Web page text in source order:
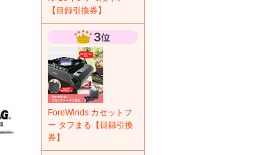
【目録引換券】
ForeWinds カセットフ
ー タフまる【目録引換
券】